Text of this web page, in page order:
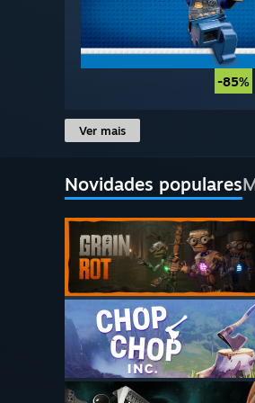
-85%
Ver mais
Novidades populares